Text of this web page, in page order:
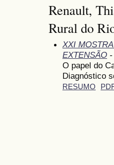
Renault,
Rural do
XXI
EXTENSÃO
O papel do
Diagnóstico
RESUMO